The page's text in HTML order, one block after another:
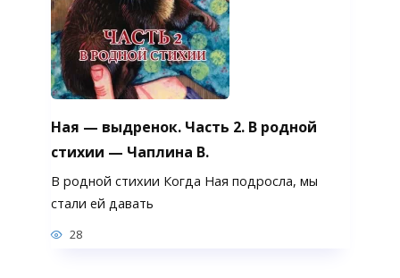
Ная — выдренок. Часть 2. В родной
стихии — Чаплина В.
В родной стихии Когда Ная подросла, мы
стали ей давать
28